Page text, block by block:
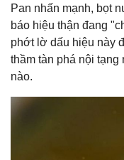
Pan nhấn mạnh, bọt
báo hiệu thận đang
phớt lờ dấu hiệu này
thầm tàn phá nội tạng
nào.